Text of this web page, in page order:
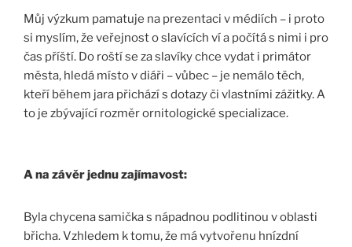
Můj výzkum pamatuje na prezentaci v médiích – i proto
si myslím, že veřejnost o slavících ví a počítá s nimi i pro
čas příští. Do roští se za slavíky chce vydat i primátor
města, hledá místo v diáři – vůbec – je nemálo těch,
kteří během jara přichází s dotazy či vlastními zážitky. A
to je zbývající rozměr ornitologické specializace.
A na závěr jednu zajímavost:
Byla chycena samička s nápadnou podlitinou v oblasti
břicha. Vzhledem k tomu, že má vytvořenu hnízdní